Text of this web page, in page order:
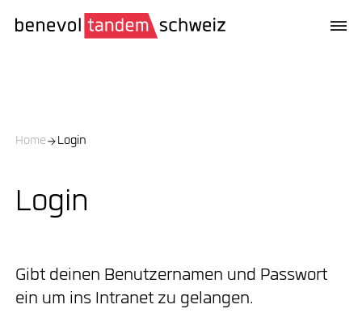
Home Login
Login
Gibt deinen Benutzernamen und Passwort
ein um ins Intranet zu gelangen.